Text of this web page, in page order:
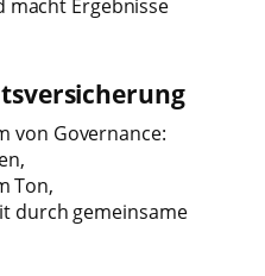
macht Ergebnisse
von Governance:
Ton,
durch gemeinsame